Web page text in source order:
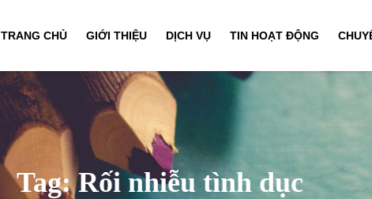
TRANG CHỦ GIỚI THIỆU DỊCH VỤ TIN HOẠT ĐỘNG
Tag: Rối nhiễu tình dục